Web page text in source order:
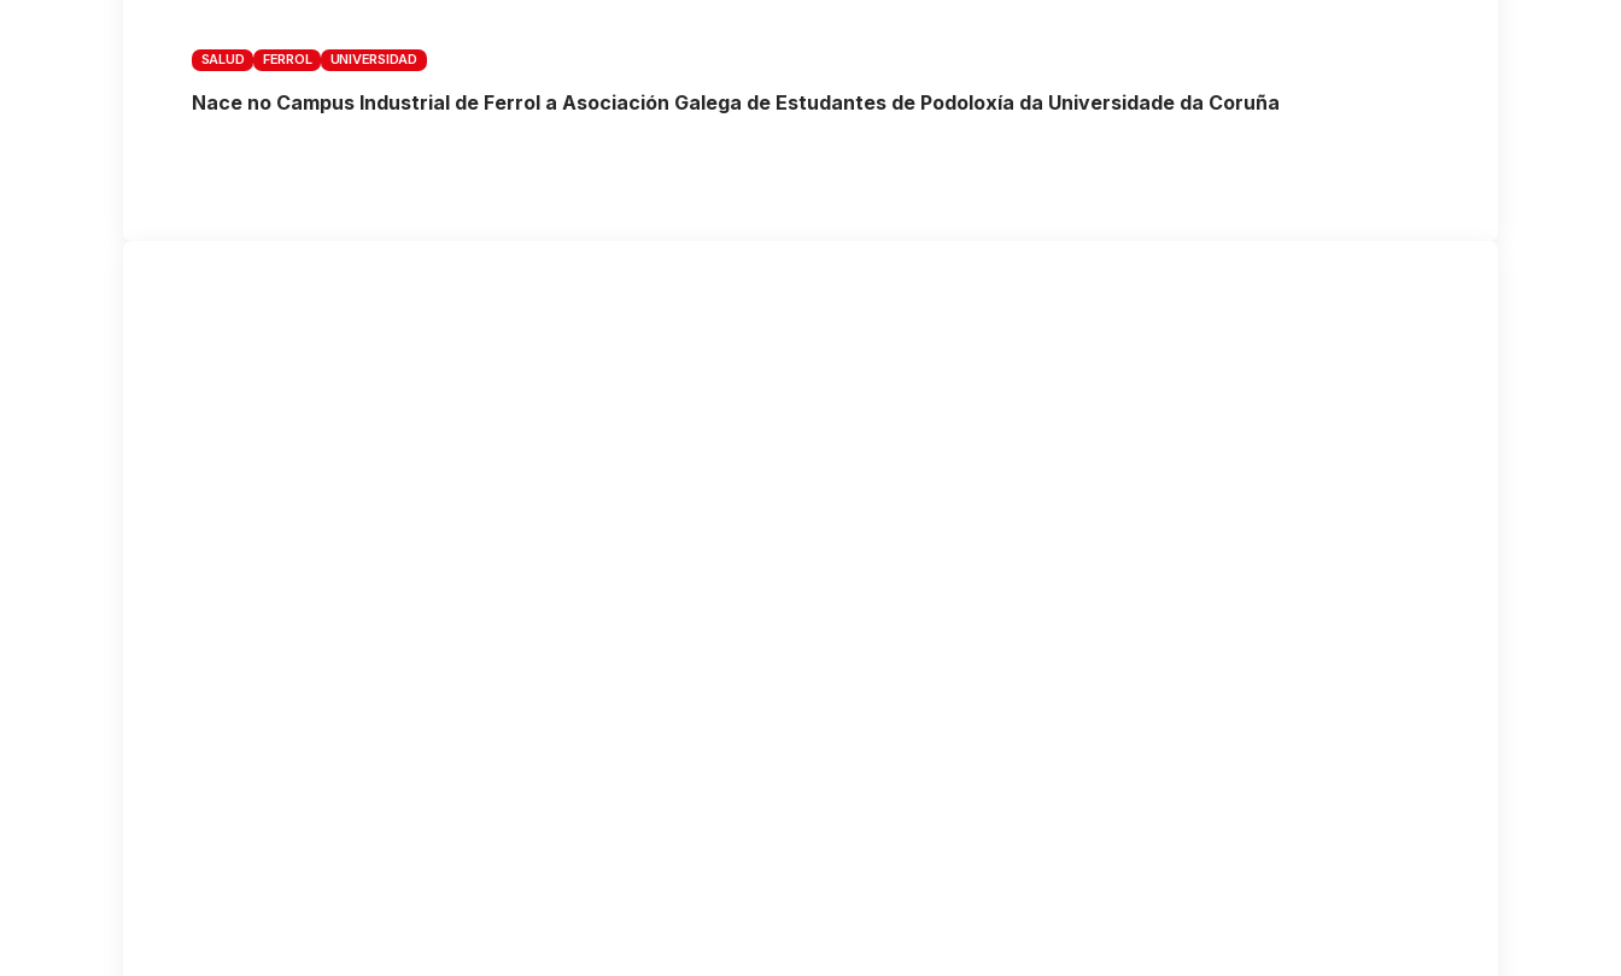
SALUD FERROL UNIVERSIDAD
Nace no Campus Industrial de Ferrol a Asociación Galega de Estudantes de Podoloxía da Universidade da Coruña